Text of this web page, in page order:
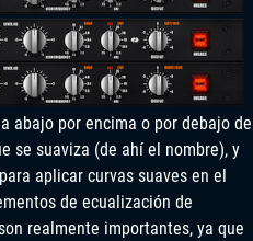
abajo por encima o por debajo de
se suaviza (de ahí el nombre), y
aplicar curvas suaves en el
de ecualización de
realmente importantes, ya que